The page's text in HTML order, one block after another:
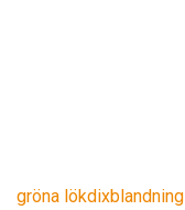
gröna lökdixblandning